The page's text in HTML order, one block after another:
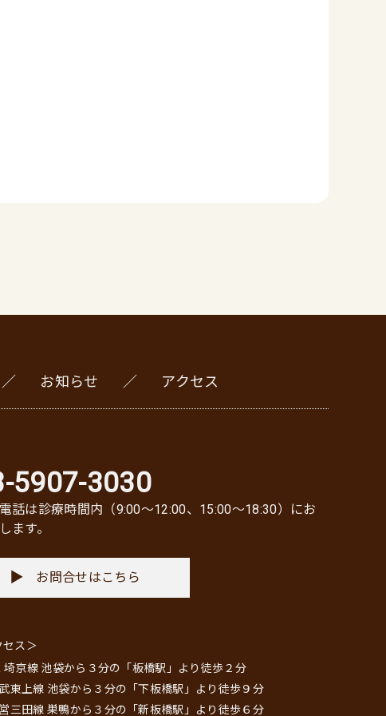
お知らせ アクセス
5907-3030
話は診療時間内（9:00〜12:00、15:00〜18:30）にお
ます。
お問合せはこちら
セス＞
埼京線 池袋から３分の「板橋駅」より徒歩２分
東上線 池袋から３分の「下板橋駅」より徒歩９分
三田線 巣鴨から３分の「新板橋駅」より徒歩６分